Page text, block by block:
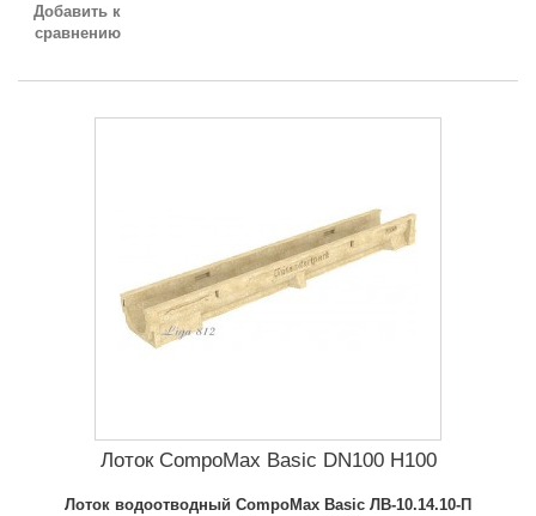
Добавить к
сравнению
Лоток CompoMax Basic DN100 H100
Лоток водоотводный CompoMax Basic ЛВ-10.14.10-П